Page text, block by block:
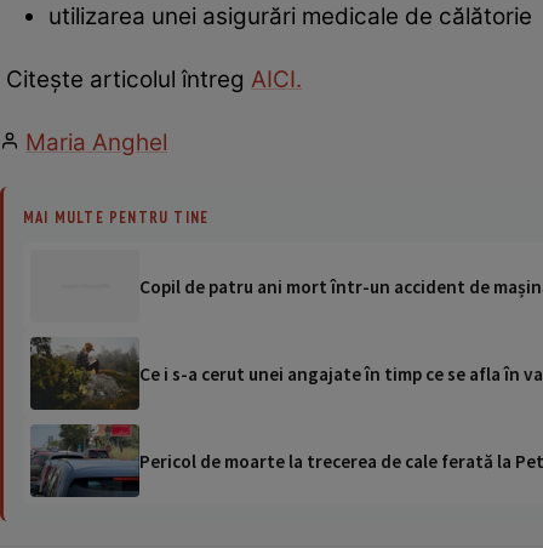
utilizarea unei asigurări medicale de călătorie
Citește articolul întreg AICI.
Maria Anghel
MAI MULTE PENTRU TINE
Copil de patru ani mort într-un accident de
Ce i s-a cerut unei angajate în timp ce se afla în
Pericol de moarte la trecerea de cale ferată la